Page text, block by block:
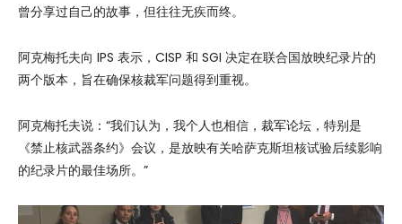
曾分享过自己的故事，但往往无疾而终。
阿克梅托夫向 IPS 表示，CISP 和 SGI 决定在联合国放映纪录片的
两个版本，旨在确保核裁军问题得到重视。
阿克梅托夫说：“我们认为，我个人也相信，裁军论坛，特别是
《禁止核武器条约》会议，是放映有关哈萨克斯坦核试验后续影响
的纪录片的最佳场所。”